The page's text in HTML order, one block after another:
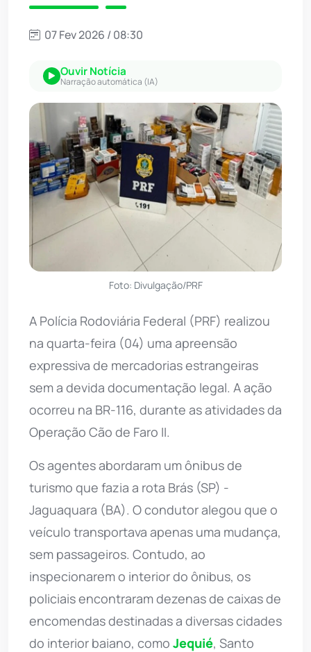
07 Fev 2026 / 08:30
Ouvir Notícia
Narração automática (IA)
Foto: Divulgação/PRF
A Polícia Rodoviária Federal (PRF) realizou
na quarta-feira (04) uma apreensão
expressiva de mercadorias estrangeiras
sem a devida documentação legal. A ação
ocorreu na BR-116, durante as atividades da
Operação Cão de Faro II.
Os agentes abordaram um ônibus de
turismo que fazia a rota Brás (SP) -
Jaguaquara (BA). O condutor alegou que o
veículo transportava apenas uma mudança,
sem passageiros. Contudo, ao
inspecionarem o interior do ônibus, os
policiais encontraram dezenas de caixas de
encomendas destinadas a diversas cidades
do interior baiano, como Jequié, Santo